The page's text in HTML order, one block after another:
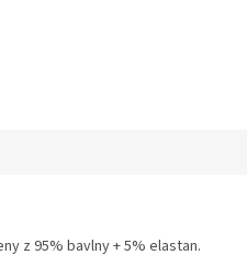
z 95% bavlny + 5% elastan.